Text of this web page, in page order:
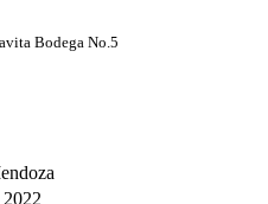
Bodega No.5